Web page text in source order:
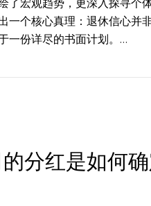
了宏观趋势，更深入探寻个
一个核心真理：退休信心并
一份详尽的书面计划。…
分红是如何